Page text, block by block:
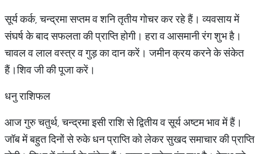
सूर्य कर्क, चन्द्रमा सप्तम व शनि तृतीय गोचर कर रहे हैं। व्यवसाय में
संघर्ष के बाद सफलता की प्राप्ति होगी। हरा व आसमानी रंग शुभ है।
चावल व लाल वस्त्र व गुड़ का दान करें। जमीन क्रय करने के संकेत
हैं।शिव जी की पूजा करें।
धनु राशिफल
आज गुरु चतुर्थ, चन्द्रमा इसी राशि से द्वितीय व सूर्य अष्टम भाव में हैं।
जॉब में बहुत दिनों से रुके धन प्राप्ति को लेकर सुखद समाचार की प्राप्ति